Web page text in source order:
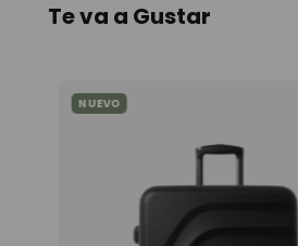
Te va a Gustar
NUEVO